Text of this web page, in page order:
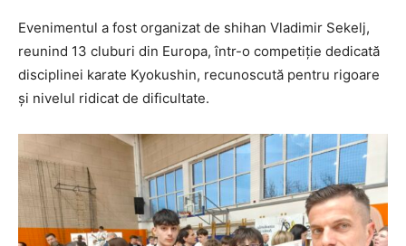
Evenimentul a fost organizat de shihan Vladimir Sekelj,
reunind 13 cluburi din Europa, într-o competiție dedicată
disciplinei karate Kyokushin, recunoscută pentru rigoare
și nivelul ridicat de dificultate.